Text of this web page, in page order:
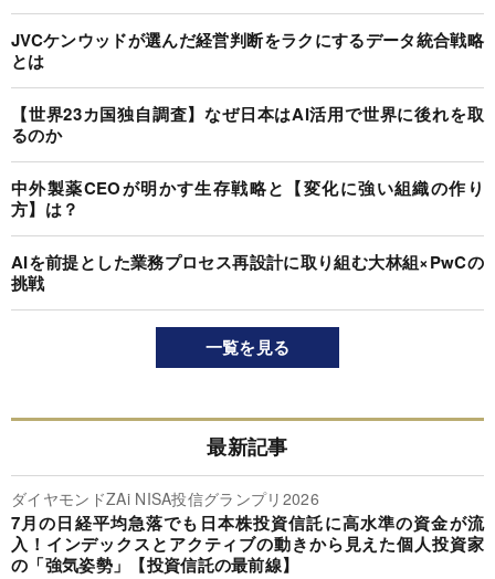
JVCケンウッドが選んだ経営判断をラクにするデータ統合戦略
とは
【世界23カ国独自調査】なぜ日本はAI活用で世界に後れを取
るのか
中外製薬CEOが明かす生存戦略と【変化に強い組織の作り
方】は？
AIを前提とした業務プロセス再設計に取り組む大林組×PwCの
挑戦
一覧を見る
最新記事
ダイヤモンドZAi NISA投信グランプリ2026
7月の日経平均急落でも日本株投資信託に高水準の資金が流
入！インデックスとアクティブの動きから見えた個人投資家
の「強気姿勢」【投資信託の最前線】